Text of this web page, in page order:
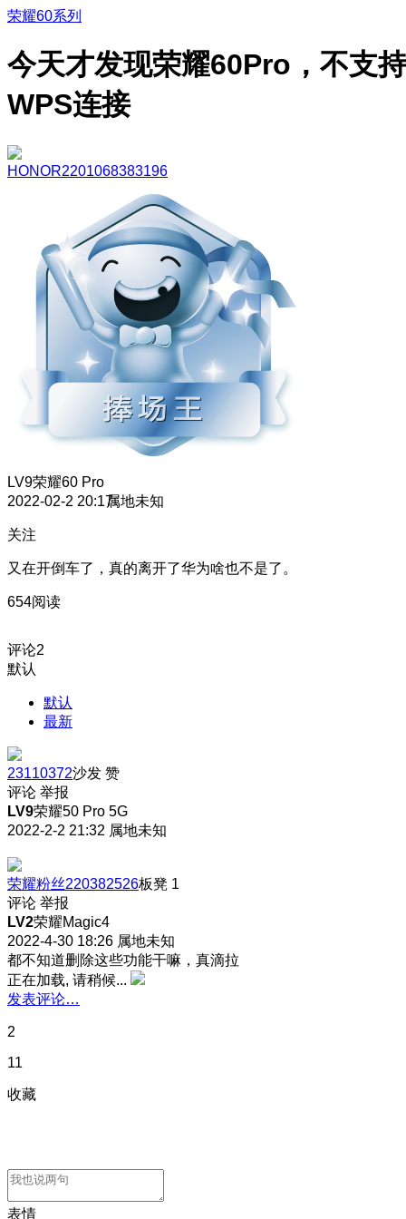
荣耀60系列
今天才发现荣耀60Pro，不支持
WPS连接
HONOR2201068383196
LV9荣耀60 Pro
2022-02-2 20:17属地未知
关注
又在开倒车了，真的离开了华为啥也不是了。
654阅读
评论2
默认
默认
最新
23110372沙发 赞
评论 举报
LV9荣耀50 Pro 5G
2022-2-2 21:32 属地未知
荣耀粉丝220382526板凳 1
评论 举报
LV2荣耀Magic4
2022-4-30 18:26 属地未知
都不知道删除这些功能干嘛，真滴拉
正在加载, 请稍候...
发表评论…
2
11
收藏
表情